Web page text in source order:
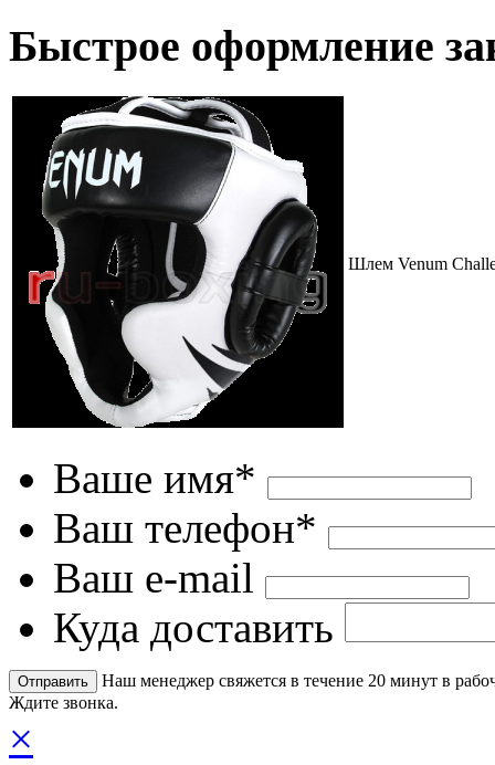
Быстрое оформление
Шлем Venum
Ваше имя*
Ваш телефон*
Ваш e-mail
Куда доставить
Наш менеджер свяжется в течение 20 минут в
Ждите звонка.
×